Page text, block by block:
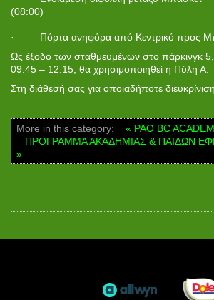
(08:00)
· Πόρτα ανηφόρα από Κεντρικό προς
Ως έξοδο των σταθμευμένων στο πάρκινγκ
09:45 – 12:15, θα χρησιμοποιηθεί η Πύλη Α.
Στη διάθεσή σας για οποιαδήποτε
More in this category:
« PAO BC
ΠΡΟΓΡΑΜΜΑ ΑΚΑΔΗΜΙΑΣ & ΠΑΙΔΩΝ
»